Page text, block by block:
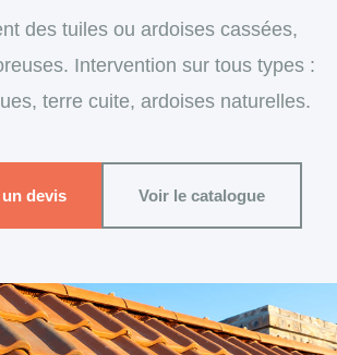
des tuiles ou ardoises cassées,
Intervention sur tous types :
terre cuite, ardoises naturelles.
devis Voir le catalogue